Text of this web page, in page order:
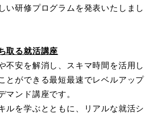
い研修プログラムを発表いたしまし
取る就活講座
不安を解消し、スキマ時間を活用し
とができる最短最速でレベルアップ
マンド講座です。
ルを学ぶとともに、リアルな就活シ